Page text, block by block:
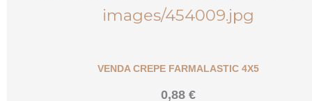
VENDA CREPE FARMALASTIC 4X5
0,88 €